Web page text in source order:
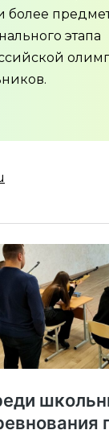
более
этапа